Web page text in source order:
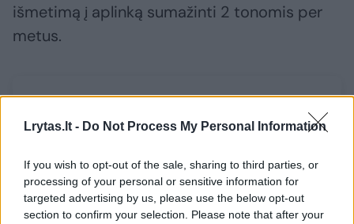
Lrytas.lt - Do Not Process My Personal Information
If you wish to opt-out of the sale, sharing to third parties, or
processing of your personal or sensitive information for
targeted advertising by us, please use the below opt-out
section to confirm your selection. Please note that after your
išmetimą į aplinką sumažinti 2 tonomis per
metus.
Susiję straipsniai